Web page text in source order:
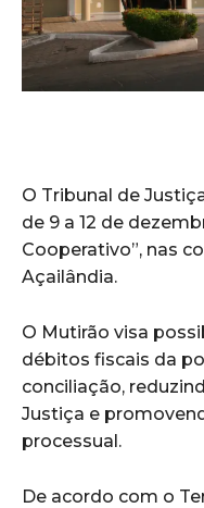
O Tribunal de
de 9 a 12 de
Cooperativo”, nas
Açailândia.
O Mutirão visa
débitos fiscais da
conciliação,
Justiça e
processual.
De acordo com o